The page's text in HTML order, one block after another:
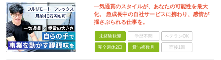
一気通貫のスタイルが、あなたの可能性を最大
化。 急成長中の自社サービスに携わり、感情が
揺さぶられる仕事を。
未経験歓迎 学歴不問 ベテランOK
完全週休2日 賞与複数月 面接1回